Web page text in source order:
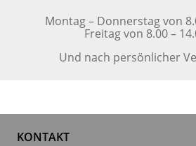
Montag – Donnerstag von
Freitag von 8.00 –
Und nach persönlicher
KONTAKT